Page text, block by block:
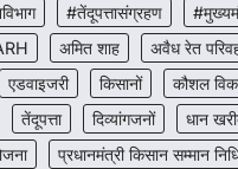
#तेंदूपत्तासंग्रहण
अमित शाह अवैध रेत
एडवाइजरी किसानों कौशल
तेंदूपत्ता दिव्यांगजनों धान
प्रधानमंत्री किसान सम्मान